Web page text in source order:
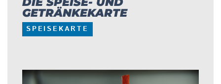
GETRÄNKEKARTE
SPEISEKARTE